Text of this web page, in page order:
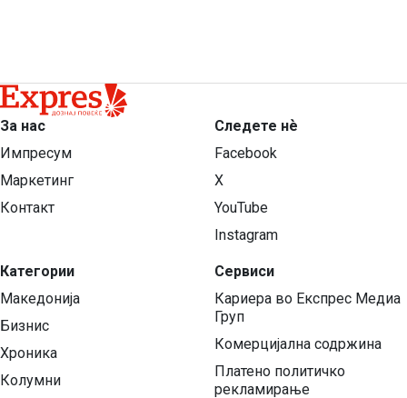
За нас
Импресум
Маркетинг
Контакт
Категории
Македонија
Бизнис
Хроника
Колумни
Следете нѐ
Facebook
X
YouTube
Instagram
Сервиси
Кариера во Експрес Медиа
Груп
Комерцијална содржина
Платено политичко
рекламирање